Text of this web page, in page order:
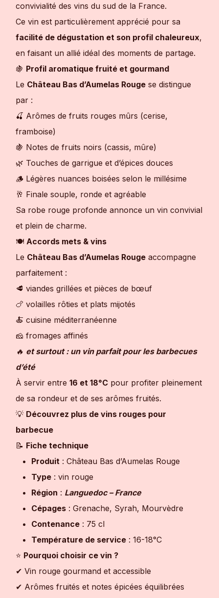
convivialité des vins du sud de la France.
Ce vin est particulièrement apprécié pour sa
facilité de dégustation et son profil chaleureux,
en faisant un allié idéal des moments de partage.
🍇 Profil aromatique fruité et gourmand
Le Château Bas d’Aumelas Rouge se distingue
par :
🍒 Arômes de fruits rouges mûrs (cerise,
framboise)
🍇 Notes de fruits noirs (cassis, mûre)
🌿 Touches de garrigue et d’épices douces
🪵 Légères nuances boisées selon le millésime
🥂 Finale souple, ronde et agréable
Sa robe rouge profonde annonce un vin convivial
et plein de charme.
🍽 Accords mets & vins
Le Château Bas d’Aumelas Rouge accompagne
parfaitement :
🥩 viandes grillées et pièces de bœuf
🍗 volailles rôties et plats mijotés
🍝 cuisine méditerranéenne
🧀 fromages affinés
🔥 et surtout : un vin parfait pour les barbecues
d’été
À servir entre 16 et 18°C pour profiter pleinement
de sa rondeur et de ses arômes fruités.
💡 Découvrez plus de vins rouges pour
barbecue
📝 Fiche technique
Produit : Château Bas d’Aumelas Rouge
Type : vin rouge
Région : Languedoc – France
Cépages : Grenache, Syrah, Mourvèdre
Contenance : 75 cl
Température de service : 16-18°C
⭐ Pourquoi choisir ce vin ?
✔ Vin rouge gourmand et accessible
✔ Arômes fruités et notes épicées équilibrées